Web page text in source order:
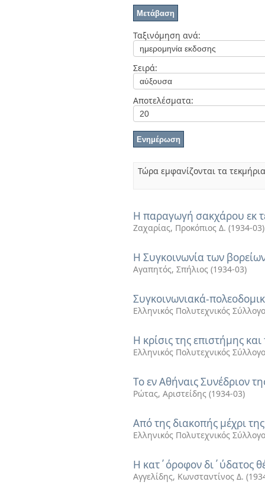
Ταξινόμηση ανά:
Σειρά:
Αποτελέσματα:
Τώρα εμφανίζονται τα
Η παραγωγή σακχάρου εκ
Ζαχαρίας, Προκόπιος Δ. (1934-03)
Η Συγκοινωνία των
Αγαπητός, Σπήλιος (1934-03)
Συγκοινωνιακά-
Ελληνικός Πολυτεχνικός
Η κρίσις της επιστήμης
Ελληνικός Πολυτεχνικός
Το εν Αθήναις Συνέδριον
Ρώτας, Αριστείδης (1934-03)
Από της διακοπής μέχρι
Ελληνικός Πολυτεχνικός
Η κατ΄όροφον δι΄ύδατος
Αγγελίδης, Κωνσταντίνος Δ. (